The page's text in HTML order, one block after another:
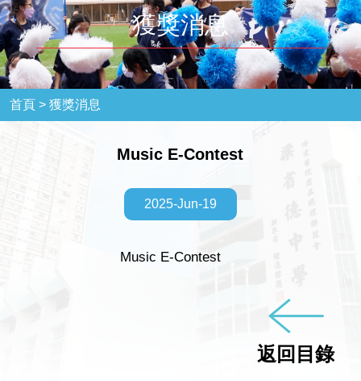
獲獎消息
首頁 >獲獎消息
Music E-Contest
2025-Jun-19
Music E-Contest
返回目錄